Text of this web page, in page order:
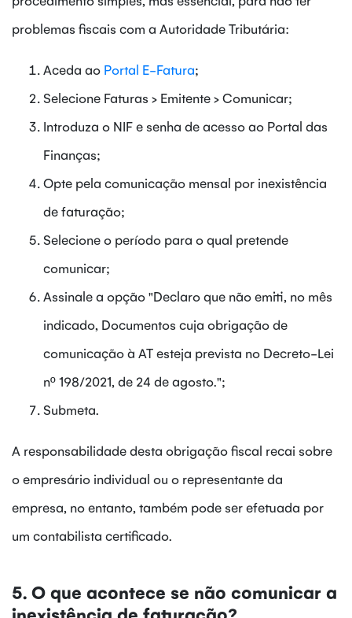
problemas fiscais com a Autoridade Tributária:
Aceda ao Portal E-Fatura;
Selecione Faturas > Emitente > Comunicar;
Introduza o NIF e senha de acesso ao Portal das
Finanças;
Opte pela comunicação mensal por inexistência
de faturação;
Selecione o período para o qual pretende
comunicar;
Assinale a opção "Declaro que não emiti, no mês
indicado, Documentos cuja obrigação de
comunicação à AT esteja prevista no Decreto-Lei
nº 198/2021, de 24 de agosto.";
Submeta.
A responsabilidade desta obrigação fiscal recai sobre
o empresário individual ou o representante da
empresa, no entanto, também pode ser efetuada por
um contabilista certificado.
5. O que acontece se não comunicar a
inexistência de faturação?